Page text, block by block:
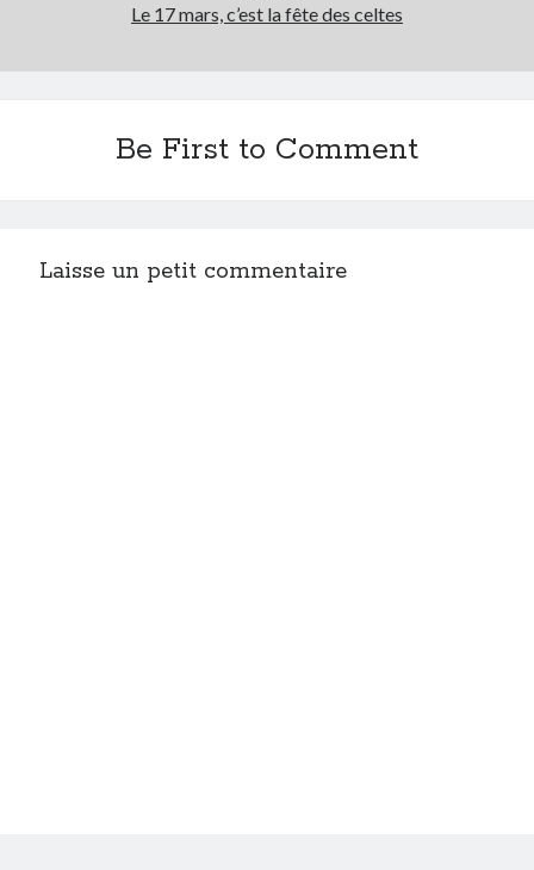
Le 17 mars, c’est la fête des celtes
Be First to Comment
Laisse un petit commentaire